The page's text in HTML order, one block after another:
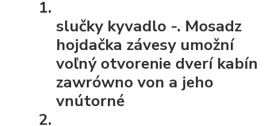
slučky kyvadlo -. Mosadz
hojdačka závesy umožní
voľný otvorenie dverí kabín
zawrówno von a jeho
vnútorné